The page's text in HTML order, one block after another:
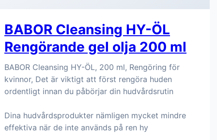
BABOR Cleansing HY-ÖL
Rengörande gel olja 200 ml
BABOR Cleansing HY-ÖL, 200 ml, Rengöring för
kvinnor, Det är viktigt att först rengöra huden
ordentligt innan du påbörjar din hudvårdsrutin
Dina hudvårdsprodukter nämligen mycket mindre
effektiva när de inte används på ren hy